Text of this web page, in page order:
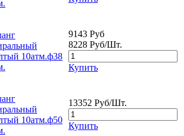
10атм.ф38
9143 Руб
8228 Руб/Шт.
Купить
10атм.ф50
13352 Руб/Шт.
Купить